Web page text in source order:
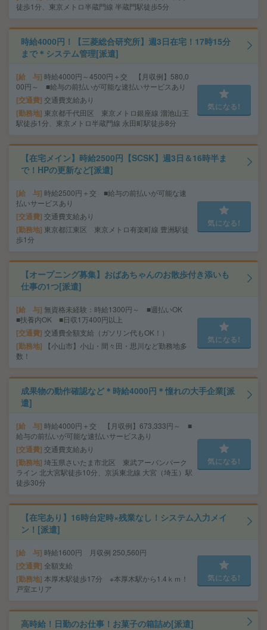
徒歩1分、東京メトロ半蔵門線 半蔵門駅徒歩5分
時給4000円！【三菱総合研究所】週3日在宅！17時15分
まで＊システム管理[派遣]
給 与 時給4000円～4500円＋交 【月収例】580,0
00円～ ■給与の前払いが可能な速払いサービスあり
交通費 交通費支給あり
勤務地 東京都千代田区 東京メトロ銀座線 溜池山王
駅徒歩1分、東京メトロ半蔵門線 永田町駅徒歩8分
気になる!
【在宅メイン】時給2500円【SCSK】週3日＆16時半ま
で！HPの更新など[派遣]
給 与 時給2500円＋交 ■給与の前払いが可能な速
払いサービスあり
交通費 交通費支給あり
勤務地 東京都江東区 東京メトロ有楽町線 豊洲駅徒
歩1分
気になる!
【オープニング募集】おばあちゃんのお散歩付き添いも
仕事の1つ[派遣]
給 与 無資格未経験：時給1300円～ ■週払いOK
■扶養内OK ■日収1万400円以上
交通費 交通費全額支給（ガソリン代もOK！）
勤務地
【小山市】小山・間々田・思川など勤務地多
数！
気になる!
成果物の動作確認など＊時給4000円＊憧れの大手企業[派
遣]
給 与 時給4000円＋交 【月収例】673,333円～ ■
給与の前払いが可能な速払いサービスあり
交通費 交通費支給あり
勤務地 埼玉県さいたま市北区 東武アーバンパーク
ライン 北大宮駅徒歩10分、京浜東北線 大宮（埼玉）駅
徒歩30分
気になる!
【在宅あり】16時台定時×残業なし！システム入力メイ
ン！[派遣]
給 与 時給1600円 月収例 250,560円
交通費 全額支給
勤務地 本厚木駅徒歩17分 ※本厚木駅から1.4ｋｍ！
戸室エリア
気になる!
高時給！日勤のお仕事！お菓子の箱詰め[派遣]